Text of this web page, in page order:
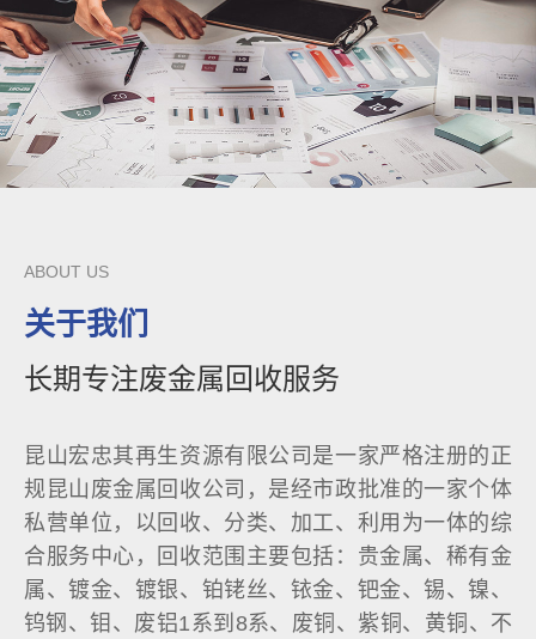
ABOUT US
关于我们
长期专注废金属回收服务
昆山宏忠其再生资源有限公司是一家严格注册的正
规昆山废金属回收公司，是经市政批准的一家个体
私营单位，以回收、分类、加工、利用为一体的综
合服务中心，回收范围主要包括：贵金属、稀有金
属、镀金、镀银、铂铑丝、铱金、钯金、锡、镍、
钨钢、钼、废铝1系到8系、废铜、紫铜、黄铜、不